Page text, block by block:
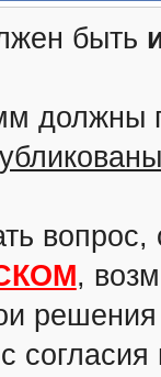
быть
должны
вопрос,
,